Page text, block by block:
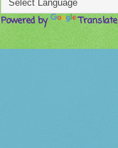
Powered by Translate